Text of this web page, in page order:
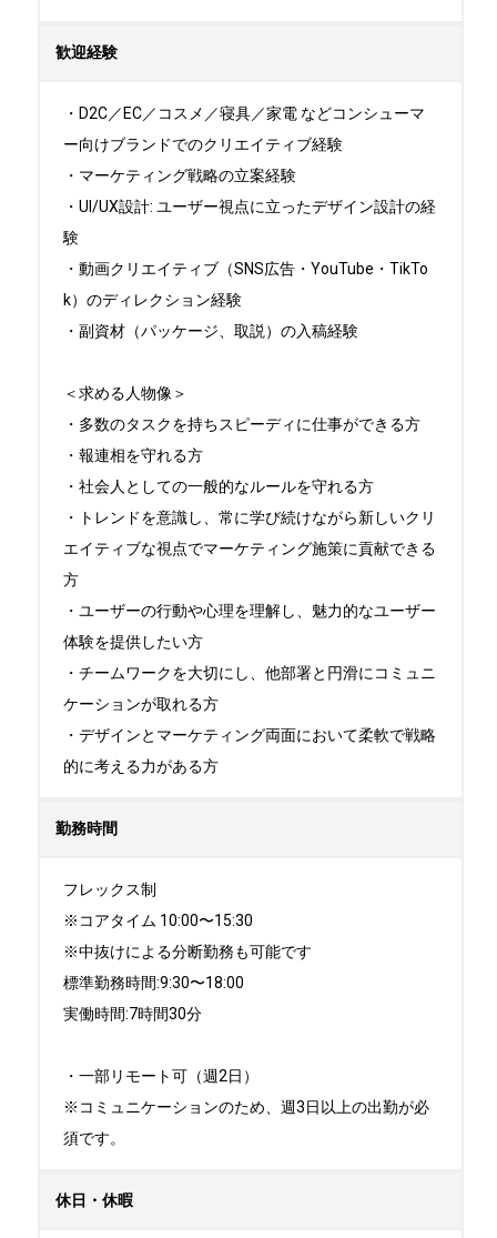
歓迎経験
・D2C／EC／コスメ／寝具／家電 などコンシューマ
ー向けブランドでのクリエイティブ経験
・マーケティング戦略の立案経験
・UI/UX設計: ユーザー視点に立ったデザイン設計の経
験
・動画クリエイティブ（SNS広告・YouTube・TikTo
k）のディレクション経験
・副資材（パッケージ、取説）の入稿経験
＜求める人物像＞
・多数のタスクを持ちスピーディに仕事ができる方
・報連相を守れる方
・社会人としての一般的なルールを守れる方
・トレンドを意識し、常に学び続けながら新しいクリ
エイティブな視点でマーケティング施策に貢献できる
方
・ユーザーの行動や心理を理解し、魅力的なユーザー
体験を提供したい方
・チームワークを大切にし、他部署と円滑にコミュニ
ケーションが取れる方
・デザインとマーケティング両面において柔軟で戦略
的に考える力がある方
勤務時間
フレックス制
※コアタイム 10:00〜15:30
※中抜けによる分断勤務も可能です
標準勤務時間:9:30〜18:00
実働時間:7時間30分
・一部リモート可（週2日）
※コミュニケーションのため、週3日以上の出勤が必
須です。
休日・休暇